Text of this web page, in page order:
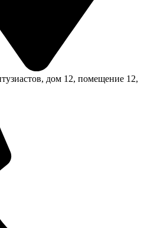
дом 12, помещение 12,